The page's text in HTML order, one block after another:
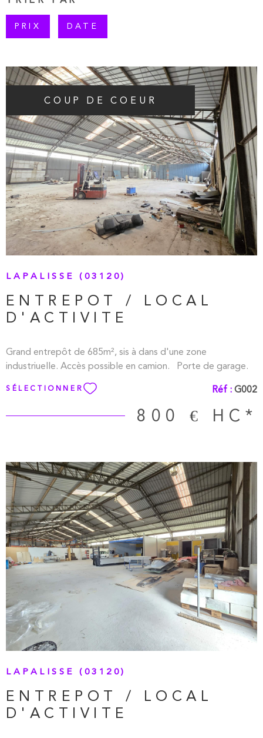
PRIX DATE
LAPALISSE (03120)
ENTREPOT / LOCAL
D'ACTIVITE
Grand entrepôt de 685m², sis à dans d'une zone
industriuelle. Accès possible en camion. Porte de garage.
SÉLECTIONNER Réf : G002
800 € HC*
COUP DE COEUR
VOIR LE BIEN
LAPALISSE (03120)
ENTREPOT / LOCAL
D'ACTIVITE
VOIR LE BIEN